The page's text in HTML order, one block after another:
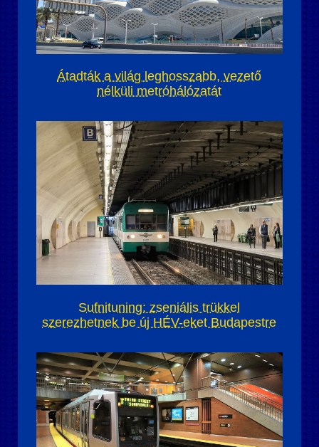
Átadták a világ leghosszabb, vezető
nélküli metróhálózatát
Sufnituning: zseniális trükkel
szerezhetnek be új HÉV-eket Budapestre